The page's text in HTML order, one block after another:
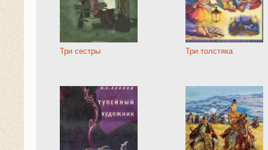
Три сестры Три толстяка